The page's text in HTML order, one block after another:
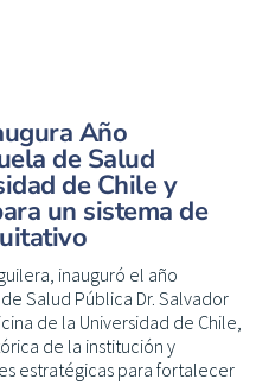
Año
de Salud
de Chile y
un sistema de
inauguró el año
Salud Pública Dr. Salvador
de la Universidad de Chile,
de la institución y
estratégicas para fortalecer